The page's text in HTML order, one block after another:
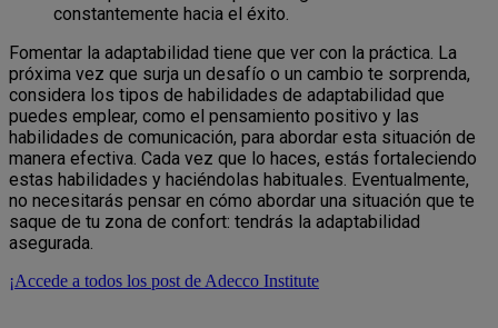
constantemente hacia el éxito.
Fomentar la adaptabilidad tiene que ver con la práctica. La
próxima vez que surja un desafío o un cambio te sorprenda,
considera los tipos de habilidades de adaptabilidad que
puedes emplear, como el pensamiento positivo y las
habilidades de comunicación, para abordar esta situación de
manera efectiva. Cada vez que lo haces, estás fortaleciendo
estas habilidades y haciéndolas habituales. Eventualmente,
no necesitarás pensar en cómo abordar una situación que te
saque de tu zona de confort: tendrás la adaptabilidad
asegurada.
¡Accede a todos los post de Adecco Institute